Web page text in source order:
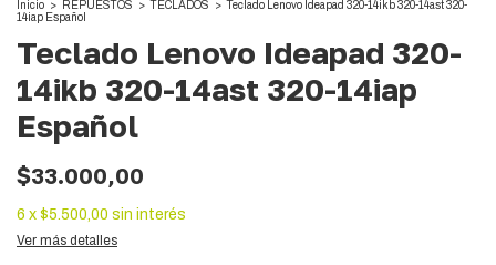
Inicio > REPUESTOS > TECLADOS >
Teclado Lenovo Ideapad 320-14ikb 320-14ast 320-
14iap Español
Teclado Lenovo Ideapad 320-
14ikb 320-14ast 320-14iap
Español
$33.000,00
6 x $5.500,00 sin interés
Ver más detalles